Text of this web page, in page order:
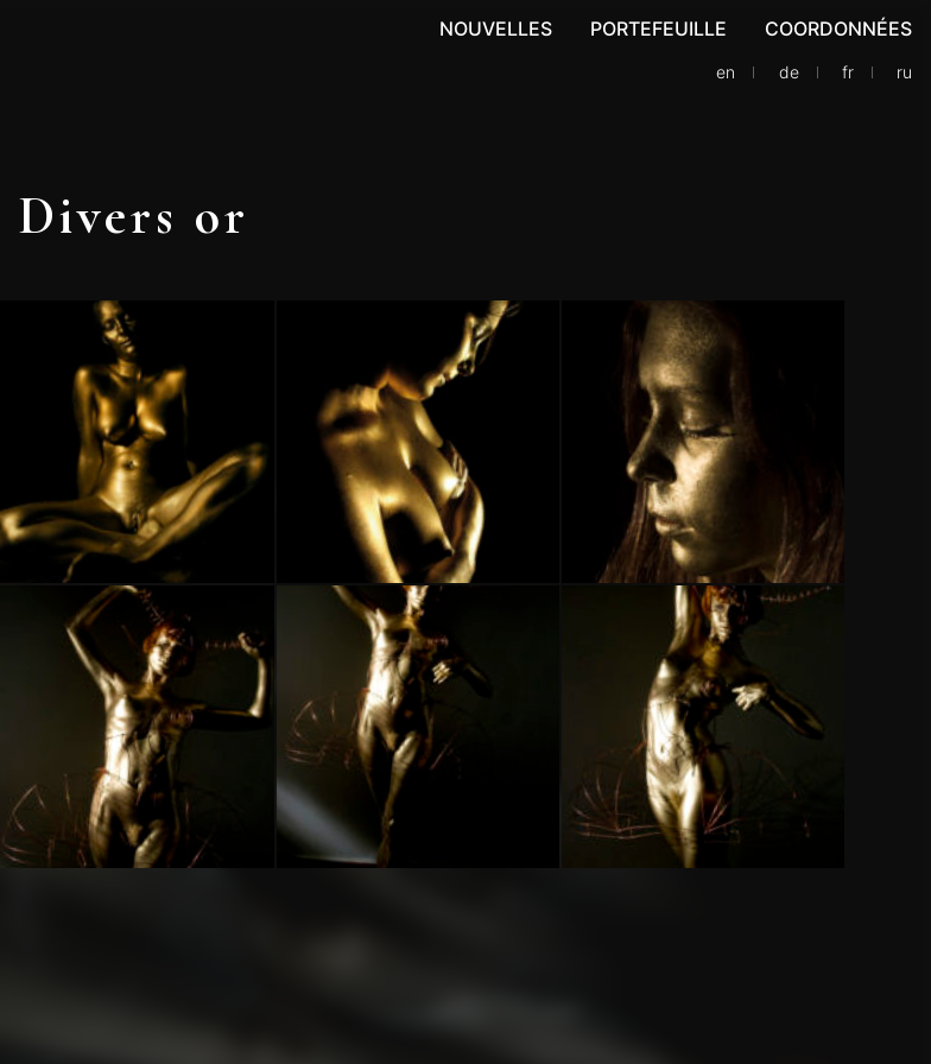
NOUVELLES PORTEFEUILLE COORDONNÉES
en de fr ru
Divers or